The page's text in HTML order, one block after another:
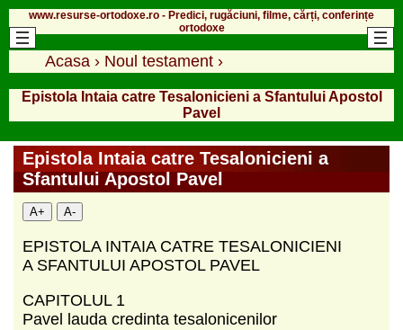
www.resurse-ortodoxe.ro - Predici, rugăciuni, filme, cărți, conferințe
ortodoxe
Acasa › Noul testament ›
Epistola Intaia catre Tesalonicieni a Sfantului Apostol
Pavel
Epistola Intaia catre Tesalonicieni a
Sfantului Apostol Pavel
A+ A-
EPISTOLA INTAIA CATRE TESALONICIENI
A SFANTULUI APOSTOL PAVEL
CAPITOLUL 1
Pavel lauda credinta tesalonicenilor